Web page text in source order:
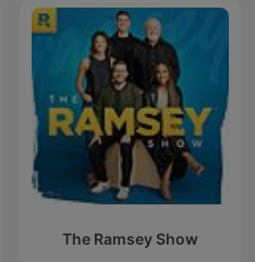
The Ramsey Show